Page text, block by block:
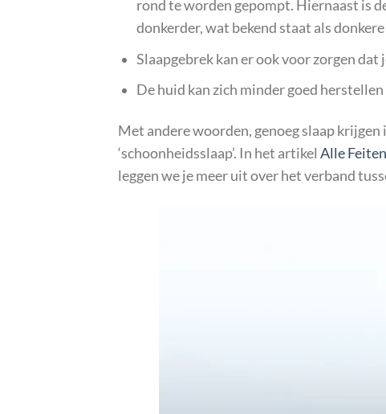
rond te worden gepompt. Hiernaast is
donkerder, wat bekend staat als
Slaapgebrek kan er ook voor zorgen
De huid kan zich minder goed
Met andere woorden, genoeg slaap
‘schoonheidsslaap’. In het artikel Alle
leggen we je meer uit over het verband